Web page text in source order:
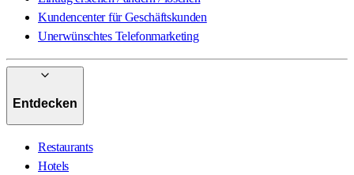
Kundencenter für Geschäftskunden
Unerwünschtes Telefonmarketing
Entdecken
Restaurants
Hotels